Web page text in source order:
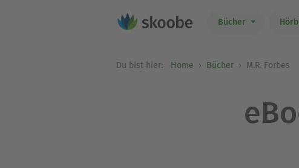
Bücher
Du bist hier: Home Bücher M.R. Forbes